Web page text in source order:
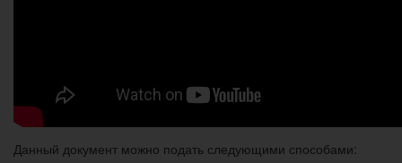
Данный документ можно подать следующими способами: